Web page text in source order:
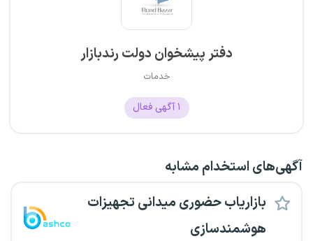
دفتر پیشخوان دولت رندبازار
خدمات
۱ آگهی فعال
آگهی‌های استخدام مشابه
بازاریاب حضوری میدانی تجهیزات
هوشمندسازی